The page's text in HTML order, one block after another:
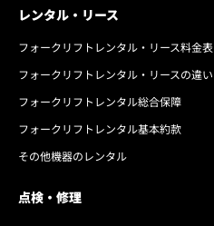
レンタル・リース
フォークリフトレンタル・リース料金表
フォークリフトレンタル・リースの違い
フォークリフトレンタル総合保障
フォークリフトレンタル基本約款
その他機器のレンタル
点検・修理